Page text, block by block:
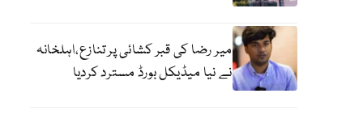
میر رضا کی قبر کشائی پر تنازع،اہلخانہ
نے نیا میڈیکل بورڈ مسترد کردیا